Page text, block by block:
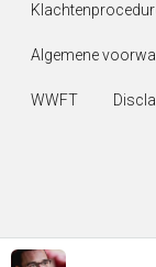
Algemene
WWFT
©